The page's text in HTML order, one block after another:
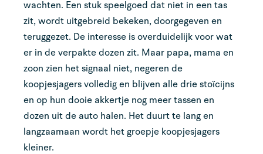
wachten. Een stuk speelgoed dat niet in een tas
zit, wordt uitgebreid bekeken, doorgegeven en
teruggezet. De interesse is overduidelijk voor wat
er in de verpakte dozen zit. Maar papa, mama en
zoon zien het signaal niet, negeren de
koopjesjagers volledig en blijven alle drie stoïcijns
en op hun dooie akkertje nog meer tassen en
dozen uit de auto halen. Het duurt te lang en
langzaamaan wordt het groepje koopjesjagers
kleiner.